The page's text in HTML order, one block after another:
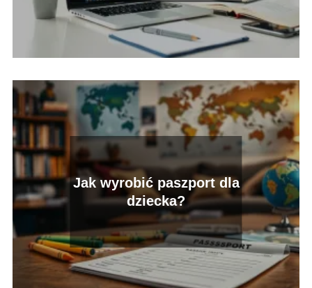
Jak wyrobić paszport dla
dziecka?